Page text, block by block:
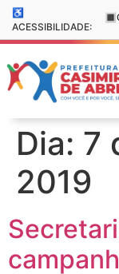
♿
ACESSIBILIDADE:
🔳
Dia: 7
2019